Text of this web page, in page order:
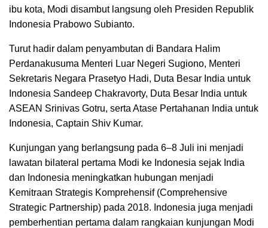
ibu kota, Modi disambut langsung oleh Presiden Republik
Indonesia Prabowo Subianto.
Turut hadir dalam penyambutan di Bandara Halim
Perdanakusuma Menteri Luar Negeri Sugiono, Menteri
Sekretaris Negara Prasetyo Hadi, Duta Besar India untuk
Indonesia Sandeep Chakravorty, Duta Besar India untuk
ASEAN Srinivas Gotru, serta Atase Pertahanan India untuk
Indonesia, Captain Shiv Kumar.
Kunjungan yang berlangsung pada 6–8 Juli ini menjadi
lawatan bilateral pertama Modi ke Indonesia sejak India
dan Indonesia meningkatkan hubungan menjadi
Kemitraan Strategis Komprehensif (Comprehensive
Strategic Partnership) pada 2018. Indonesia juga menjadi
pemberhentian pertama dalam rangkaian kunjungan Modi